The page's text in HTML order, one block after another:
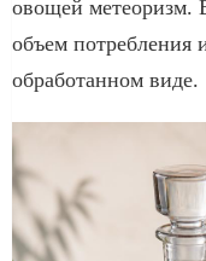
овощей метеоризм.
объем потребления
обработанном виде.